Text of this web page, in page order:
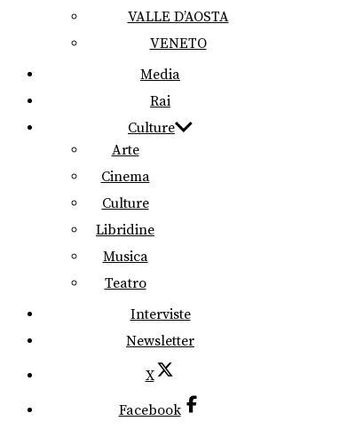
VALLE D’AOSTA
VENETO
Media
Rai
Culture
Arte
Cinema
Culture
Libridine
Musica
Teatro
Interviste
Newsletter
X
Facebook